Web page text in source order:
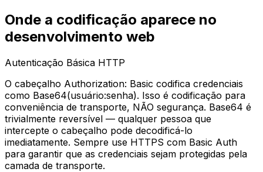
Onde a codificação aparece no
desenvolvimento web
Autenticação Básica HTTP
O cabeçalho Authorization: Basic codifica credenciais
como Base64(usuário:senha). Isso é codificação para
conveniência de transporte, NÃO segurança. Base64 é
trivialmente reversível — qualquer pessoa que
intercepte o cabeçalho pode decodificá-lo
imediatamente. Sempre use HTTPS com Basic Auth
para garantir que as credenciais sejam protegidas pela
camada de transporte.